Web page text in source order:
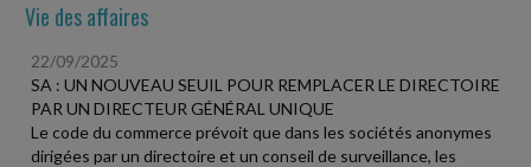
Vie des affaires
22/09/2025
SA : UN NOUVEAU SEUIL POUR REMPLACER LE DIRECTOIRE
PAR UN DIRECTEUR GÉNÉRAL UNIQUE
Le code du commerce prévoit que dans les sociétés anonymes
dirigées par un directoire et un conseil de surveillance, les